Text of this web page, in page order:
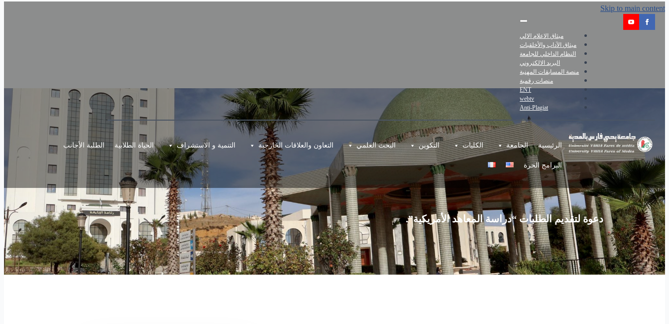
Skip to main content
ميثاق الاعلام الالي
ميثاق الآداب والأخلقيات
النظام الداخلي للجامعة
البريد الالكتروني
منصة المسابقات المهنية
منصات رقمية
ENT
webtv
Anti-Plagiat
الرئيسية الجامعة الكليات التكوين البحث العلمي التعاون والعلاقات الخارجية التنمية و الاستشراف الحياة الطلابية الطلبة الأجانب
البرامج الحرة
دعوة لتقديم الطلبات “دراسة المعاهد الأمريكية”.